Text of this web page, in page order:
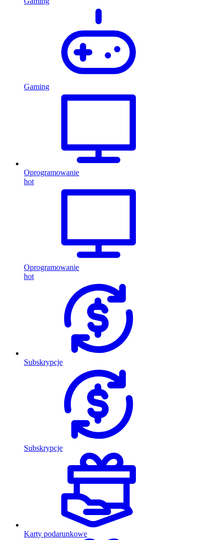
Gaming
Oprogramowanie
hot
Oprogramowanie
hot
Subskrypcje
Subskrypcje
Karty podarunkowe